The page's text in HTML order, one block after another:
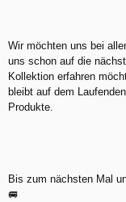
Wir möchten uns bei
uns schon auf die
Kollektion erfahren
bleibt auf dem
Produkte.
Bis zum nächsten Mal
🚐